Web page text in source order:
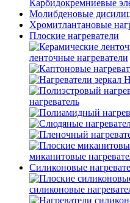
Карбидокремниевые
Молибденовые
Хромитлантановые
Плоские нагреватели
ленточные нагреватели
нагреватель
миканитовые
Силиконовые
силиконовые